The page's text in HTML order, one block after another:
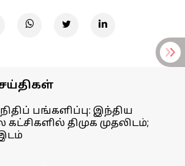
பங்களிப்பு: இந்திய
திமுக முதலிடம்;